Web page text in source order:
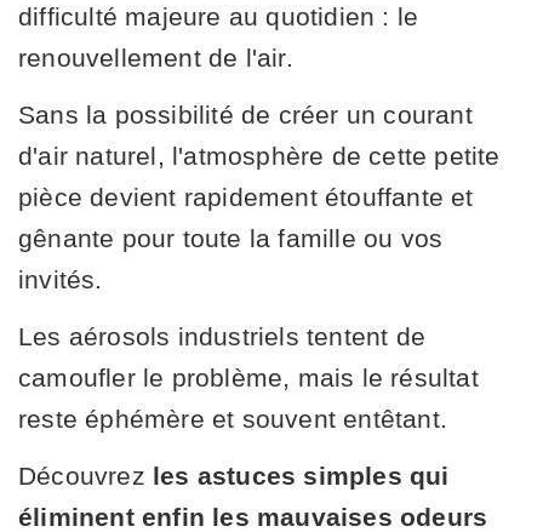
difficulté majeure au quotidien : le
renouvellement de l'air.
Sans la possibilité de créer un courant
d'air naturel, l'atmosphère de cette petite
pièce devient rapidement étouffante et
gênante pour toute la famille ou vos
invités.
Les aérosols industriels tentent de
camoufler le problème, mais le résultat
reste éphémère et souvent entêtant.
Découvrez les astuces simples qui
éliminent enfin les mauvaises odeurs